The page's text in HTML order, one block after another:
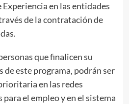
en las entidades
de la contratación de
que finalicen su
este programa, podrán ser
en las redes
el empleo y en el sistema